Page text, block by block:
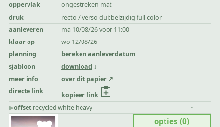
oppervlak
ongestreken mat
druk
recto / verso dubbelzijdig full color
aanleveren
ma 10/08/26 voor 11:00
klaar op
wo 12/08/26
planning
bereken aanleverdatum
sjabloon
download
meer info
over dit papier
directe link
kopieer link
▶︎offset recycled white heavy -
opties(0)